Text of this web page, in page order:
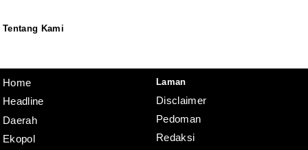
Tentang Kami
Home
Headline
Daerah
Ekopol
Laman
Disclaimer
Pedoman
Redaksi